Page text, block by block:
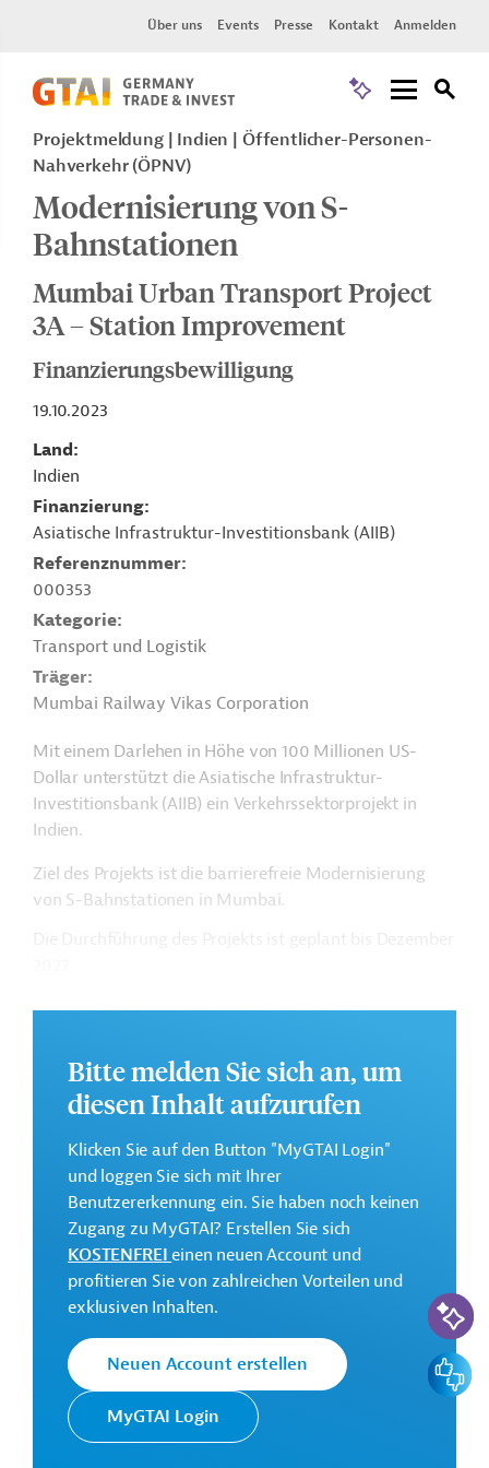
Über uns Events Presse Kontakt Anmelden
Projektmeldung Indien
Öffentlicher-Personen-
Nahverkehr (ÖPNV)
Modernisierung von S-
Bahnstationen
Mumbai Urban Transport Project
3A – Station Improvement
Finanzierungsbewilligung
19.10.2023
Land
Indien
Finanzierung
Asiatische Infrastruktur-Investitionsbank (AIIB)
Referenznummer
000353
Kategorie
Transport und Logistik
Träger
Mumbai Railway Vikas Corporation
Mit einem Darlehen in Höhe von 100 Millionen US-
Dollar unterstützt die Asiatische Infrastruktur-
Investitionsbank (AIIB) ein Verkehrssektorprojekt in
Indien.
Ziel des Projekts ist die barrierefreie Modernisierung
von S-Bahnstationen in Mumbai.
Weitere Informationen zu dem Entwicklungsprojekt
Originaldokument, das zum Download bereitsteht.
GTAI informiert über dieAIIB:Schwerpunkte,
Geschäftsanbahnung.
Gesamtkosten:
145 Millionen US-Dollar
Geberbeitrag:
100 Millionen US-Dollar (Darlehen)
Kontaktadressen
Bitte melden Sie sich an, um
diesen Inhalt aufzurufen
Klicken Sie auf den Button "MyGTAI Login"
und loggen Sie sich mit Ihrer
Benutzererkennung ein. Sie haben noch keinen
Zugang zu MyGTAI? Erstellen Sie sich
KOSTENFREIeinen neuen Account und
profitieren Sie von zahlreichen Vorteilen und
exklusiven Inhalten.
Neuen Account erstellen
MyGTAI Login
KI-